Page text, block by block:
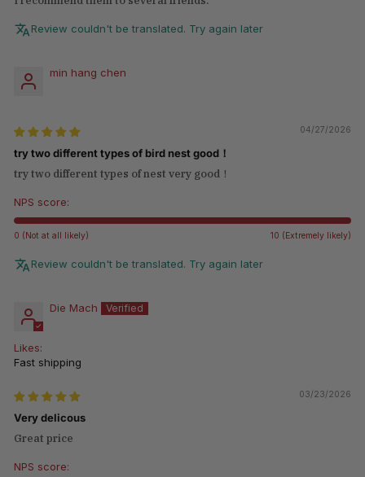
Review couldn't be translated. Try again later
min hang chen
04/27/2026
try two different types of bird nest good！
try two different types of nest very good！
NPS score:
0 (Not at all likely) 10 (Extremely likely)
Review couldn't be translated. Try again later
Die Mach
Likes:
Fast shipping
03/23/2026
Very delicous
Great price
NPS score: